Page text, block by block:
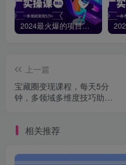
2024最火爆的项目短剧推广实操课，一条视频变现5万+【附软件工具】
上一篇
宝藏圈变现课程，每天5分
钟，多领域多维度技巧助你
相关推荐